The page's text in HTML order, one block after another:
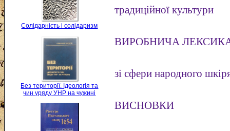
Солідарність і солідаризм
Без території. Ідеологія та
чин уряду УНР на чужині
традиційної культури
ВИРОБНИЧА
зі сфери народного
ВИСНОВКИ